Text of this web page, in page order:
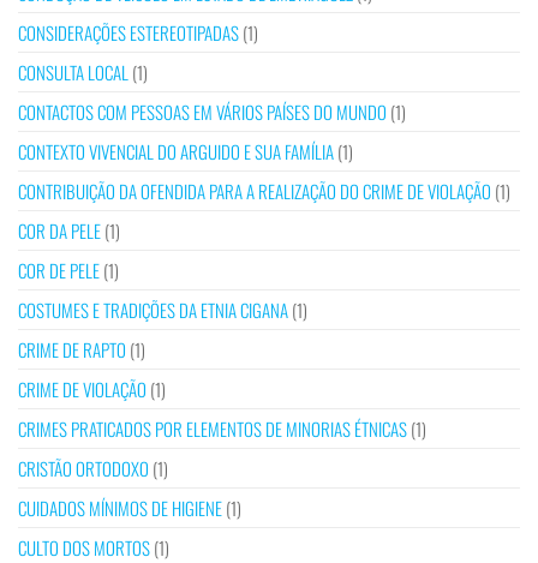
CONSIDERAÇÕES ESTEREOTIPADAS(1)
CONSULTA LOCAL (1)
CONTACTOS COM PESSOAS EM VÁRIOS PAÍSES DO MUNDO (1)
CONTEXTO VIVENCIAL DO ARGUIDO E SUA FAMÍLIA(1)
CONTRIBUIÇÃO DA OFENDIDA PARA A REALIZAÇÃO DO CRIME DE VIOLAÇÃO (1)
COR DA PELE(1)
COR DE PELE(1)
COSTUMES E TRADIÇÕES DA ETNIA CIGANA(1)
CRIME DE RAPTO (1)
CRIME DE VIOLAÇÃO (1)
CRIMES PRATICADOS POR ELEMENTOS DE MINORIAS ÉTNICAS(1)
CRISTÃO ORTODOXO (1)
CUIDADOS MÍNIMOS DE HIGIENE(1)
CULTO DOS MORTOS(1)